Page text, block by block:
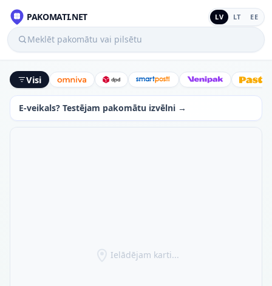
PAKOMATI.NET LV LT EE
Meklēt pakomātu vai pilsētu
Visi Omniva DPD SmartPostiVenipak
E-veikals? Testējam pakomātu izvēlni →
Ielādējam karti...